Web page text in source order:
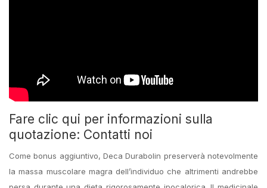
Fare clic qui per informazioni sulla
quotazione: Contatti noi
Come bonus aggiuntivo, Deca Durabolin preserverà notevolmente
la massa muscolare magra dell’individuo che altrimenti andrebbe